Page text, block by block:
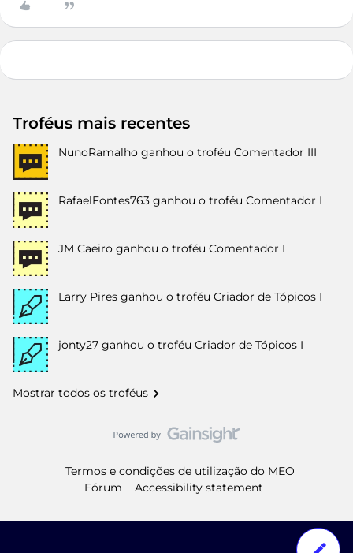
Troféus mais recentes
NunoRamalho ganhou o troféu Comentador III
RafaelFontes763 ganhou o troféu Comentador I
JM Caeiro ganhou o troféu Comentador I
Larry Pires ganhou o troféu Criador de Tópicos I
jonty27 ganhou o troféu Criador de Tópicos I
Mostrar todos os troféus
Termos e condições de utilização do MEO
Fórum
Accessibility statement